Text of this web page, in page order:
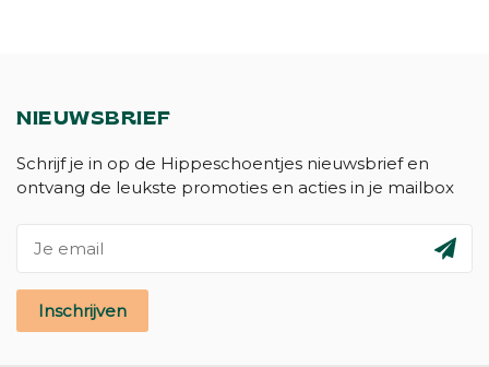
NIEUWSBRIEF
Schrijf je in op de Hippeschoentjes nieuwsbrief en
ontvang de leukste promoties en acties in je mailbox
Inschrijven